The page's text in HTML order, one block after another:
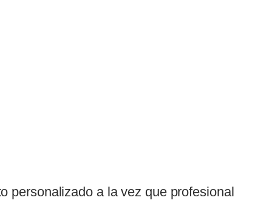
personalizado a la vez que profesional